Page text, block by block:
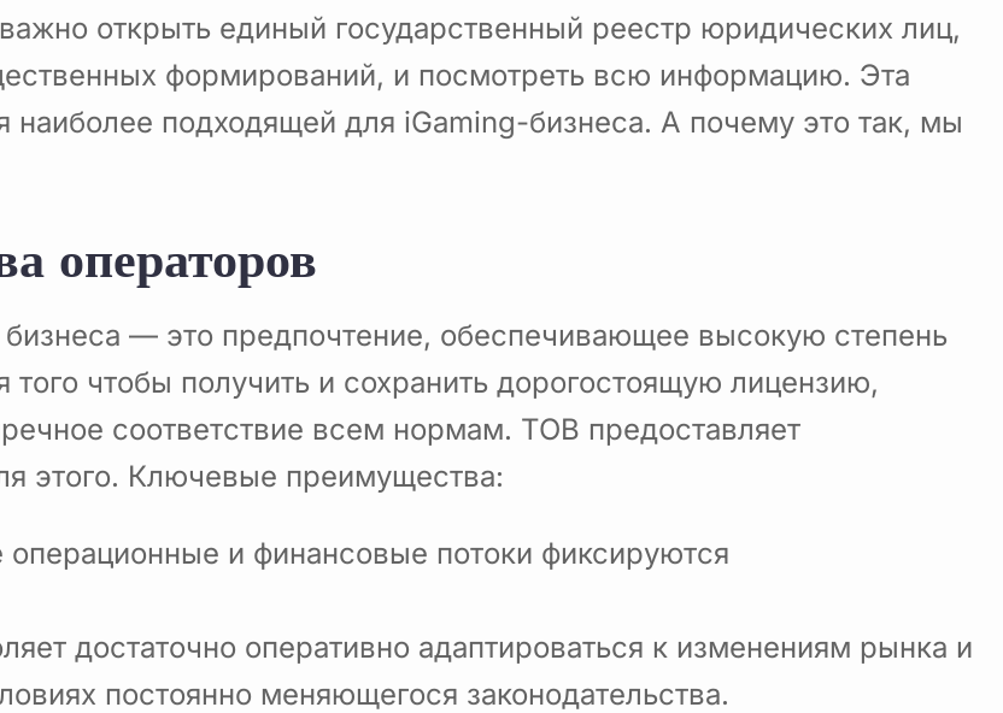
открыть единый государственный реестр юридических лиц,
формирований, и посмотреть всю информацию. Эта
наиболее подходящей для iGaming-бизнеса. А почему это так, мы
операторов
— это предпочтение, обеспечивающее высокую степень
чтобы получить и сохранить дорогостоящую лицензию,
соответствие всем нормам. ТОВ предоставляет
этого. Ключевые преимущества:
и финансовые потоки фиксируются
достаточно оперативно адаптироваться к изменениям рынка и
постоянно меняющегося законодательства.